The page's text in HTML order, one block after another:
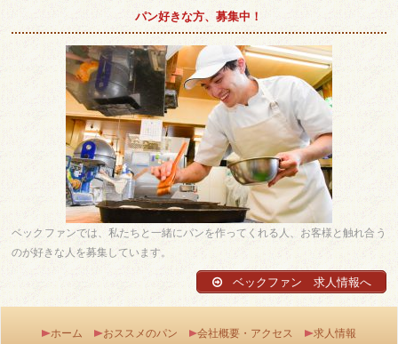
パン好きな方、募集中！
ベックファンでは、私たちと一緒にパンを作ってくれる人、お客様と触れ合う
のが好きな人を募集しています。
ベックファン 求人情報へ
ホーム おススメのパン 会社概要・アクセス 求人情報